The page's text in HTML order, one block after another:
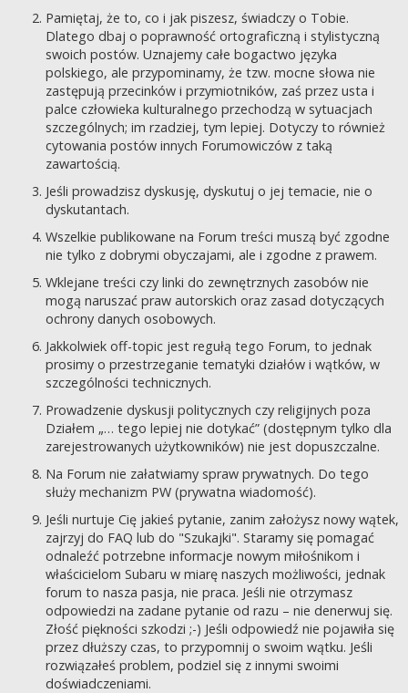
Pamiętaj, że to, co i jak piszesz, świadczy o Tobie.
Dlatego dbaj o poprawność ortograficzną i stylistyczną
swoich postów. Uznajemy całe bogactwo języka
polskiego, ale przypominamy, że tzw. mocne słowa nie
zastępują przecinków i przymiotników, zaś przez usta i
palce człowieka kulturalnego przechodzą w sytuacjach
szczególnych; im rzadziej, tym lepiej. Dotyczy to również
cytowania postów innych Forumowiczów z taką
zawartością.
Jeśli prowadzisz dyskusję, dyskutuj o jej temacie, nie o
dyskutantach.
Wszelkie publikowane na Forum treści muszą być zgodne
nie tylko z dobrymi obyczajami, ale i zgodne z prawem.
Wklejane treści czy linki do zewnętrznych zasobów nie
mogą naruszać praw autorskich oraz zasad dotyczących
ochrony danych osobowych.
Jakkolwiek off-topic jest regułą tego Forum, to jednak
prosimy o przestrzeganie tematyki działów i wątków, w
szczególności technicznych.
Prowadzenie dyskusji politycznych czy religijnych poza
Działem „… tego lepiej nie dotykać” (dostępnym tylko dla
zarejestrowanych użytkowników) nie jest dopuszczalne.
Na Forum nie załatwiamy spraw prywatnych. Do tego
służy mechanizm PW (prywatna wiadomość).
Jeśli nurtuje Cię jakieś pytanie, zanim założysz nowy wątek,
zajrzyj do FAQ lub do "Szukajki". Staramy się pomagać
odnaleźć potrzebne informacje nowym miłośnikom i
właścicielom Subaru w miarę naszych możliwości, jednak
forum to nasza pasja, nie praca. Jeśli nie otrzymasz
odpowiedzi na zadane pytanie od razu – nie denerwuj się.
Złość piękności szkodzi ;-) Jeśli odpowiedź nie pojawiła się
przez dłuższy czas, to przypomnij o swoim wątku. Jeśli
rozwiązałeś problem, podziel się z innymi swoimi
doświadczeniami.